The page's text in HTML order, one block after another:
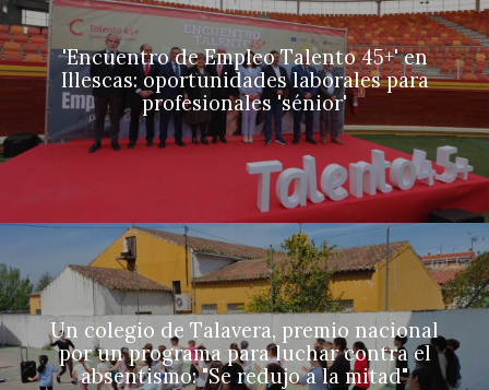
'Encuentro de Empleo Talento 45+' en
Illescas: oportunidades laborales para
profesionales 'sénior'
Un colegio de Talavera, premio nacional
por un programa para luchar contra el
absentismo: "Se redujo a la mitad"